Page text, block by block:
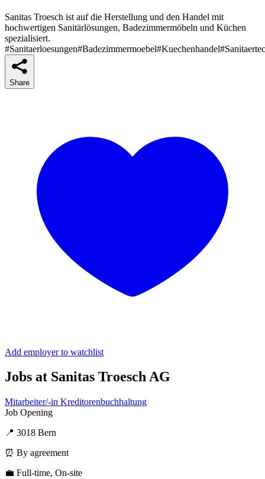
Sanitas Troesch ist auf die Herstellung und den Handel mit
hochwertigen Sanitärlösungen, Badezimmermöbeln und Küchen
spezialisiert.
#Sanitaerloesungen#Badezimmermoebel#Kuechenhandel
Share
Add employer to watchlist
Jobs at Sanitas Troesch AG
Mitarbeiter/-in Kreditorenbuchhaltung
Job Opening
📍 3018 Bern
⏰ By agreement
💼 Full-time, On-site